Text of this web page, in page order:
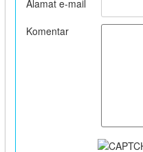
Alamat e-mail
Komentar